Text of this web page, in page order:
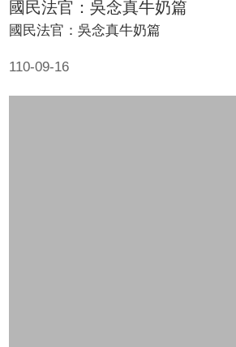
國民法官：吳念真牛奶篇
110-09-16
國民法官：吳念真牛奶篇